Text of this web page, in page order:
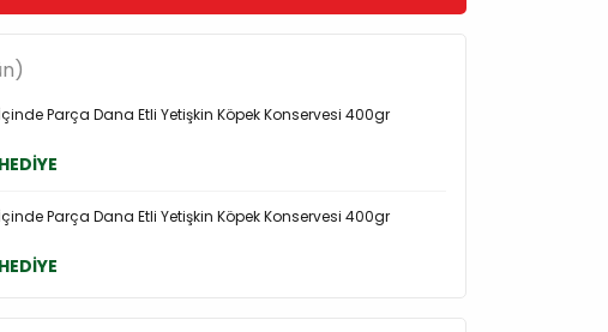
Parça Dana Etli Yetişkin Köpek Konservesi 400gr
HEDİYE
Parça Dana Etli Yetişkin Köpek Konservesi 400gr
HEDİYE